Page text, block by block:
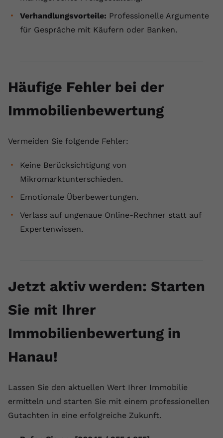
Verhandlungsvorteile: Professionelle Argumente
für Gespräche mit Käufern oder Banken.
Häufige Fehler bei der
Immobilienbewertung
Vermeiden Sie folgende Fehler:
Keine Berücksichtigung von
Mikromarktunterschieden.
Emotionale Überbewertungen.
Verlass auf ungenaue Online-Rechner statt auf
Expertenwissen.
Jetzt aktiv werden: Starten
Sie mit Ihrer
Immobilienbewertung in
Hanau!
Lassen Sie den aktuellen Wert Ihrer Immobilie
ermitteln und starten Sie mit einem professionellen
Gutachten in eine erfolgreiche Zukunft.